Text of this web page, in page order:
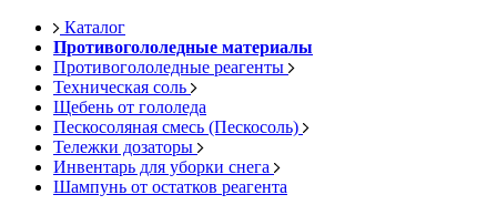
Каталог
Противогололедные материалы
Противогололедные реагенты
Техническая соль
Щебень от гололеда
Пескосоляная смесь (Пескосоль)
Тележки дозаторы
Инвентарь для уборки снега
Шампунь от остатков реагента